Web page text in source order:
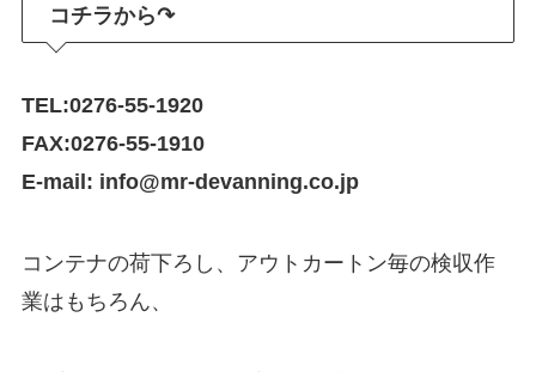
コチラから↷
TEL:0276-55-1920
FAX:0276-55-1910
E-mail: info@mr-devanning.co.jp
コンテナの荷下ろし、アウトカートン毎の検収作
業はもちろん、